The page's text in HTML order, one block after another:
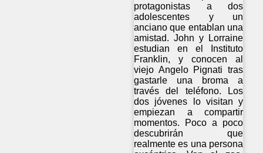
protagonistas a dos
adolescentes y un
anciano que entablan una
amistad. John y Lorraine
estudian en el Instituto
Franklin, y conocen al
viejo Angelo Pignati tras
gastarle una broma a
través del teléfono. Los
dos jóvenes lo visitan y
empiezan a compartir
momentos. Poco a poco
descubrirán que
realmente es una persona